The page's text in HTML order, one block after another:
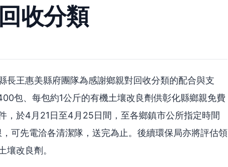
收分類
長王惠美縣府團隊為感謝鄉親對回收分類的配合與支
包、每包約1公斤的有機土壤改良劑供彰化縣鄉親免費
，於4月21日至4月25日間，至各鄉鎮市公所指定時間
可先電洽各清潔隊，送完為止。後續環保局亦將評估領
壤改良劑。